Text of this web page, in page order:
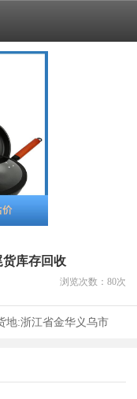
货库存回收
浏览次数： 80次
地:浙江省金华义乌市